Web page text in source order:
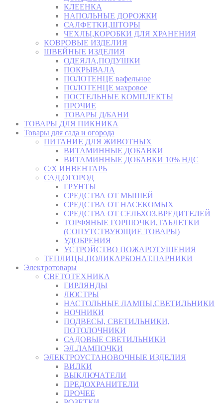
КЛЕЕНКА
НАПОЛЬНЫЕ ДОРОЖКИ
САЛФЕТКИ,ШТОРЫ
ЧЕХЛЫ,КОРОБКИ ДЛЯ ХРАНЕНИЯ
КОВРОВЫЕ ИЗДЕЛИЯ
ШВЕЙНЫЕ ИЗДЕЛИЯ
ОДЕЯЛА,ПОДУШКИ
ПОКРЫВАЛА
ПОЛОТЕНЦЕ вафельное
ПОЛОТЕНЦЕ махровое
ПОСТЕЛЬНЫЕ КОМПЛЕКТЫ
ПРОЧИЕ
ТОВАРЫ Д/БАНИ
ТОВАРЫ ДЛЯ ПИКНИКА
Товары для сада и огорода
ПИТАНИЕ ДЛЯ ЖИВОТНЫХ
ВИТАМИННЫЕ ДОБАВКИ
ВИТАМИННЫЕ ДОБАВКИ 10% НДС
С/Х ИНВЕНТАРЬ
САД,ОГОРОД
ГРУНТЫ
СРЕДСТВА ОТ МЫШЕЙ
СРЕДСТВА ОТ НАСЕКОМЫХ
СРЕДСТВА ОТ СЕЛЬХОЗ.ВРЕДИТЕЛЕЙ
ТОРФЯНЫЕ ГОРШОЧКИ,ТАБЛЕТКИ
(СОПУТСТВУЮЩИЕ ТОВАРЫ)
УДОБРЕНИЯ
УСТРОЙСТВО ПОЖАРОТУШЕНИЯ
ТЕПЛИЦЫ,ПОЛИКАРБОНАТ,ПАРНИКИ
Электротовары
СВЕТОТЕХНИКА
ГИРЛЯНДЫ
ЛЮСТРЫ
НАСТОЛЬНЫЕ ЛАМПЫ,СВЕТИЛЬНИКИ
НОЧНИКИ
ПОДВЕСЫ, СВЕТИЛЬНИКИ,
ПОТОЛОЧНИКИ
САДОВЫЕ СВЕТИЛЬНИКИ
ЭЛ.ЛАМПОЧКИ
ЭЛЕКТРОУСТАНОВОЧНЫЕ ИЗДЕЛИЯ
ВИЛКИ
ВЫКЛЮЧАТЕЛИ
ПРЕДОХРАНИТЕЛИ
ПРОЧЕЕ